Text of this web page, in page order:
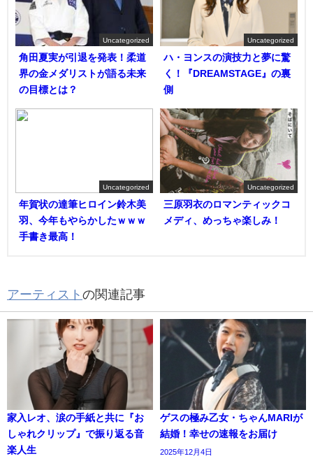
Uncategorized
角田夏実が引退を発表！柔道
界の金メダリストが語る未来
の目標とは？
Uncategorized
ハ・ヨンスの演技力と夢に驚
く！『DREAMSTAGE』の裏
側
Uncategorized
年賀状の達筆ヒロイン鈴木美
羽、今年もやらかしたｗｗｗ
手書き最高！
Uncategorized
三原羽衣のロマンティックコ
メディ、めっちゃ楽しみ！
アーティスト の関連記事
家入レオ、涙の手紙と共に『お
しゃれクリップ』で振り返る音
楽人生
ゲスの極み乙女・ちゃんMARIが
結婚！幸せの速報をお届け
2025年12月4日